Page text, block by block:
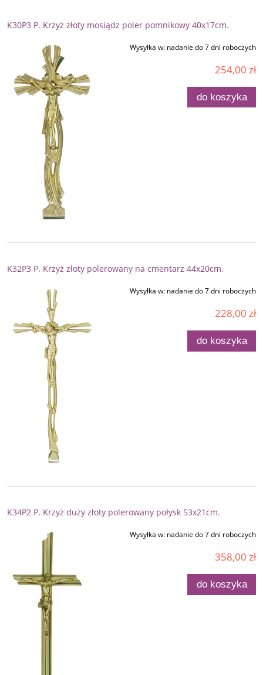
K30P3 P. Krzyż złoty mosiądz poler pomnikowy 40x17cm.
Wysyłka w: nadanie do 7 dni roboczych
254,00 zł
do koszyka
K32P3 P. Krzyż złoty polerowany na cmentarz 44x20cm.
Wysyłka w: nadanie do 7 dni roboczych
228,00 zł
do koszyka
K34P2 P. Krzyż duży złoty polerowany połysk 53x21cm.
Wysyłka w: nadanie do 7 dni roboczych
358,00 zł
do koszyka